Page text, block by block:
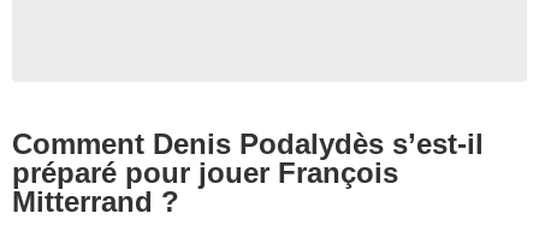
Comment Denis Podalydès s’est-il
préparé pour jouer François
Mitterrand ?